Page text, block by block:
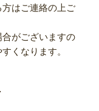
はご連絡の上ご
がございますの
くなります。